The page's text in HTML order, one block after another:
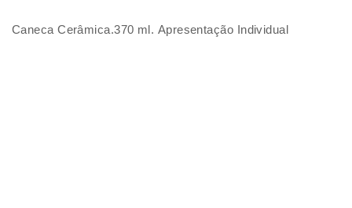
Caneca Cerâmica.370 ml. Apresentação Individual